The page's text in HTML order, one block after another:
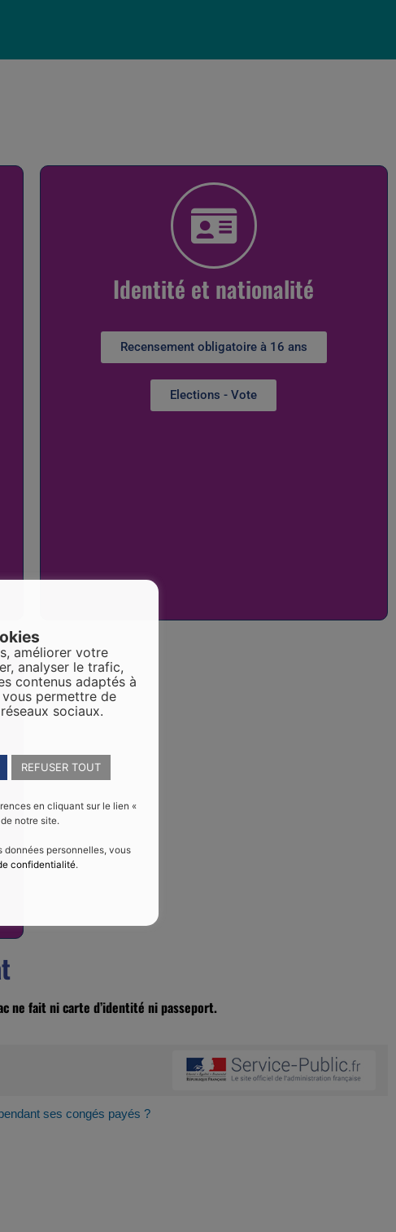
Identité et nationalité
Recensement obligatoire à 16 ans
Elections - Vote
ne fait ni carte d’identité ni passeport.
ses congés payés ?
améliorer votre
analyser le trafic,
contenus adaptés à
permettre de
sociaux.
REFUSER TOUT
en cliquant sur le lien «
notre site.
données personnelles, vous
confidentialité.